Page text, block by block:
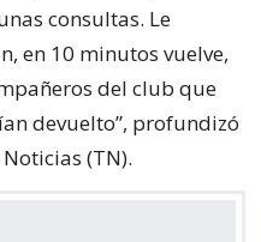
consultas. Le
en 10 minutos vuelve,
del club que
devuelto”, profundizó
(TN).